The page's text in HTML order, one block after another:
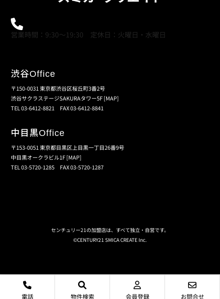
営業時間：9:30～19:30 定休日：火曜日・水曜日
渋谷Office
〒150-0031 東京都渋谷区桜丘町3番2号
渋谷サクラステージSAKURAタワー5F[MAP]
TEL 03-6412-8821 FAX 03-6412-8841
中目黒Office
〒153-0051 東京都目黒区上目黒一丁目26番9号
中目黒オークラビル1F[MAP]
TEL 03-5720-1285 FAX 03-5720-1287
センチュリー21の加盟店は、すべて独立・自営です。
©CENTURY21 SMICA CREATE Inc.
電話 物件検索 会員登録 お問合せ